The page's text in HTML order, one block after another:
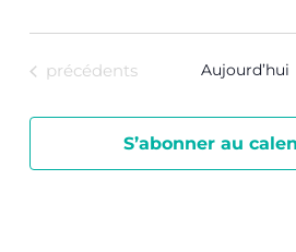
Evénements
précédents Aujourd’hui
S’abonner au